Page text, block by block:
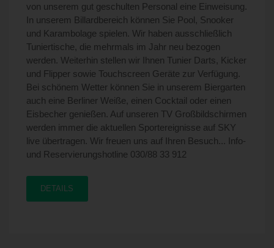
von unserem gut geschulten Personal eine Einweisung.
In unserem Billardbereich können Sie Pool, Snooker
und Karambolage spielen. Wir haben ausschließlich
Tuniertische, die mehrmals im Jahr neu bezogen
werden. Weiterhin stellen wir Ihnen Tunier Darts, Kicker
und Flipper sowie Touchscreen Geräte zur Verfügung.
Bei schönem Wetter können Sie in unserem Biergarten
auch eine Berliner Weiße, einen Cocktail oder einen
Eisbecher genießen. Auf unseren TV Großbildschirmen
werden immer die aktuellen Sportereignisse auf SKY
live übertragen. Wir freuen uns auf Ihren Besuch... Info-
und Reservierungshotline 030/88 33 912
DETAILS